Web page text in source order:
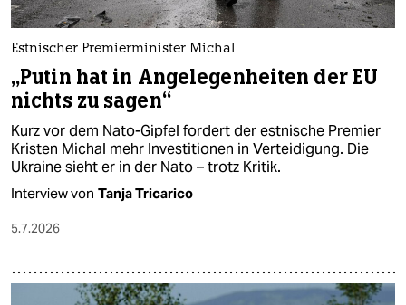
Estnischer Premierminister Michal
„Putin hat in Angelegenheiten der EU
nichts zu sagen“
Kurz vor dem Nato-Gipfel fordert der estnische Premier
Kristen Michal mehr Investitionen in Verteidigung. Die
Ukraine sieht er in der Nato – trotz Kritik.
Interview von Tanja Tricarico
5.7.2026